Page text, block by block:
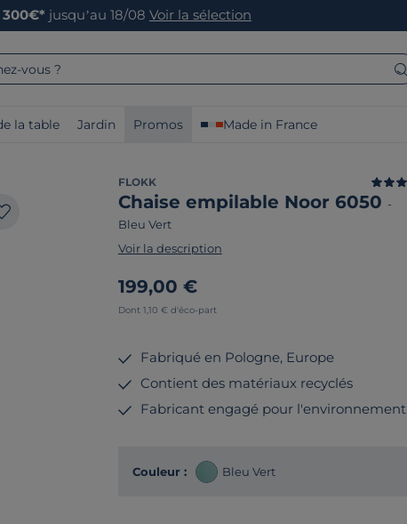
300€* jusqu’au 18/08 Voir la sélection
vous ?
la table Jardin Promos Made in France
FLOKK
Chaise empilable Noor 6050 -
Bleu Vert
Voir la description
199,00 €
Dont 1,10 € d'éco-part
Fabriqué en Pologne, Europe
Contient des matériaux recyclés
Fabricant engagé pour l'environnement
Couleur : Bleu Vert